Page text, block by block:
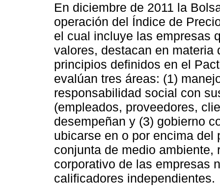
En diciembre de 2011 la
operación del Índice de
el cual incluye las empresas
valores, destacan en
principios definidos en el
evalúan tres áreas: (1)
responsabilidad social con
(empleados, proveedores,
desempeñan y (3) gobierno
ubicarse en o por encima
conjunta de medio
corporativo de las empresas
calificadores independientes.